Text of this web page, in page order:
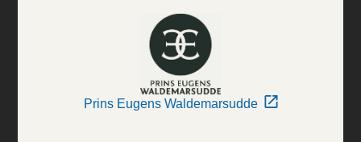
Prins Eugens Waldemarsudde